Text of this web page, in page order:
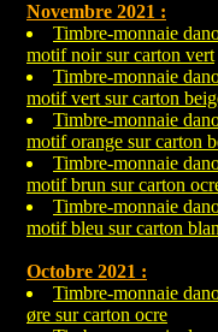
Novembre 2021 :
Timbre-monnaie
motif noir sur carton vert
Timbre-monnaie
motif vert sur carton
Timbre-monnaie
motif orange sur carton
Timbre-monnaie
motif brun sur carton
Timbre-monnaie
motif bleu sur carton
Octobre 2021 :
Timbre-monnaie
øre sur carton ocre